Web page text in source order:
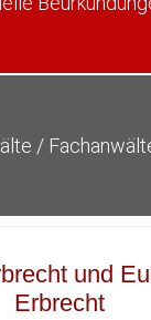
/
und
Erbrecht